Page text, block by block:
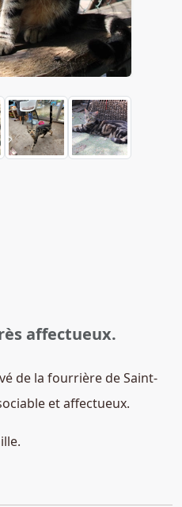
affectueux.
de la fourrière de Saint-
et affectueux.